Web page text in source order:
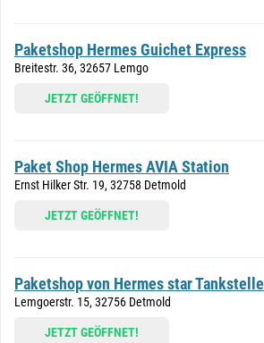
Paketshop Hermes Guichet Express
Breitestr. 36, 32657 Lemgo
JETZT GEÖFFNET!
Paket Shop Hermes AVIA Station
Ernst Hilker Str. 19, 32758 Detmold
JETZT GEÖFFNET!
Paketshop von Hermes star Tankstelle
Lemgoerstr. 15, 32756 Detmold
JETZT GEÖFFNET!